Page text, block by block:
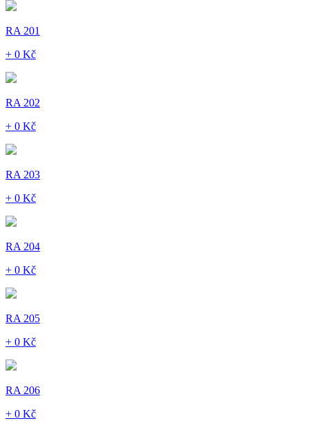
RA 201
+ 0 Kč
RA 202
+ 0 Kč
RA 203
+ 0 Kč
RA 204
+ 0 Kč
RA 205
+ 0 Kč
RA 206
+ 0 Kč